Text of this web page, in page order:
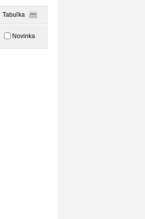
Tabuľka
Novinka